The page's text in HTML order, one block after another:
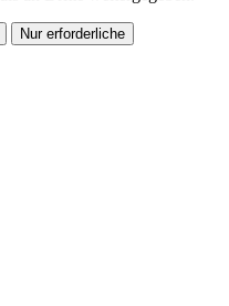
Nur erforderliche